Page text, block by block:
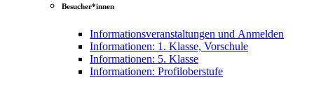
Besucher*innen
Informationsveranstaltungen und Anmelden
Informationen: 1. Klasse, Vorschule
Informationen: 5. Klasse
Informationen: Profiloberstufe